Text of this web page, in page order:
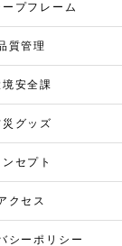
プフレーム
質管理
境安全課
災グッズ
ンセプト
クセス
シーポリシー